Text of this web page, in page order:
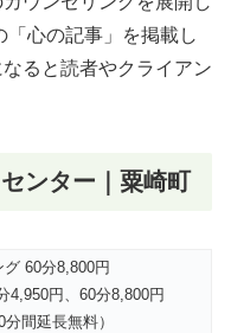
心の記事」を掲載し
ると読者やクライアン
ンター｜粟崎町
グ 60分8,800円
4,950円、60分8,800円
分間延長無料）